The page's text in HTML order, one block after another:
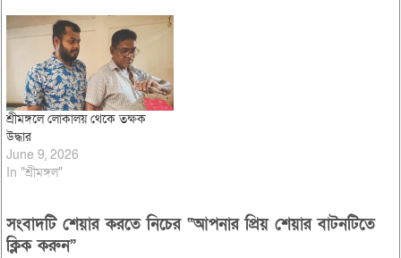
শ্রীমঙ্গলে লোকালয় থেকে তক্ষক
উদ্ধার
June 9, 2026
In "শ্রীমঙ্গল"
সংবাদটি শেয়ার করতে নিচের “আপনার প্রিয় শেয়ার বাটনটিতে
ক্লিক করুন”